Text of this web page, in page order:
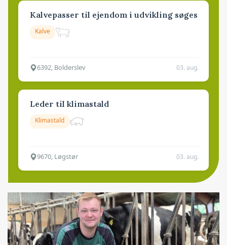
Kalvepasser til ejendom i udvikling søges
Kalve
6392, Bolderslev 03. aug.
Leder til klimastald
Klimastald
9670, Løgstør 03. aug.